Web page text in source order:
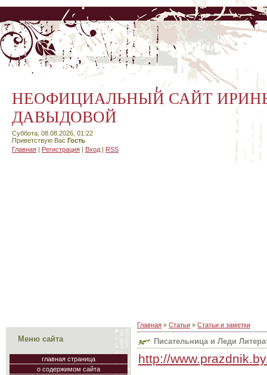
НЕОФИЦИАЛЬНЫЙ САЙТ
ДАВЫДОВОЙ
Суббота, 08.08.2026, 01:22
Приветствую Вас Гость
Главная | Регистрация | Вход | RSS
Меню сайта
главная страница
о содержимом сайта
Главная » Статьи » Статьи и заметки
Писательница и Леди
http://